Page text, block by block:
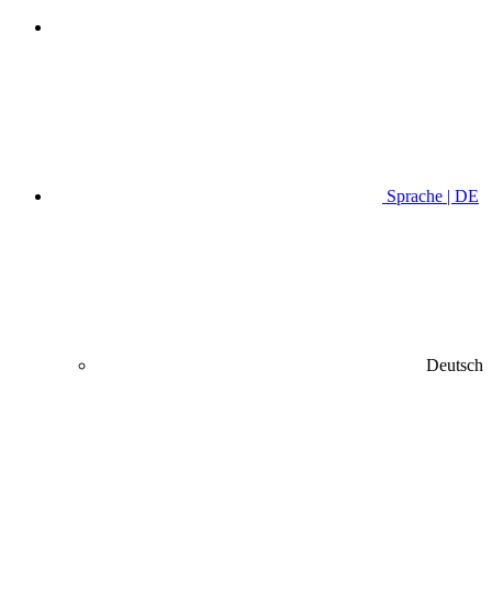
Sprache | DE
Deutsch